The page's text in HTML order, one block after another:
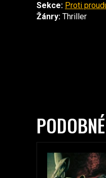
Sekce: Proti
Žánry: Thriller